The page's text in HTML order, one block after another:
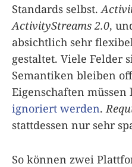
Standards selbst.
ActivityStreams 2.0,
absichtlich sehr
gestaltet. Viele Felder
Semantiken bleiben
Eigenschaften
ignoriert werden.
stattdessen nur sehr
So können zwei